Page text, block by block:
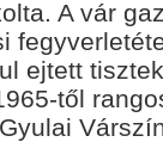
A vár
ejtett
től